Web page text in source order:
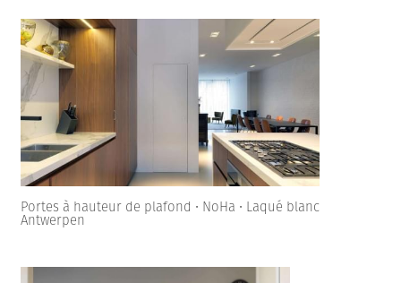
Portes à hauteur de plafond • NoHa • Laqué blanc
Antwerpen